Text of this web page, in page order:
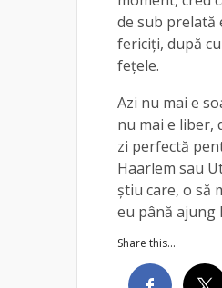
de sub prelată
fericiți, după
fețele.
Azi nu mai e
nu mai e liber,
zi perfectă
Haarlem sau
știu care, o să
eu până ajung
Share this...